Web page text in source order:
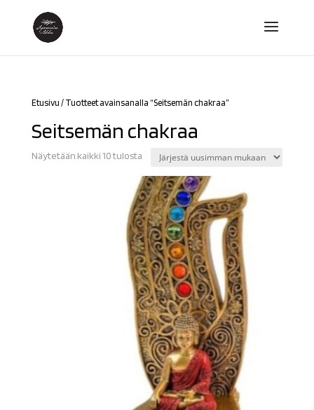
Etusivu / Tuotteet avainsanalla “Seitsemän chakraa”
Seitsemän chakraa
Näytetään kaikki 10 tulostaSorted
latest